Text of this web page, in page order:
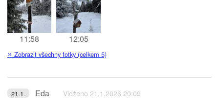
11:58 12:05
» Zobrazit všechny fotky (celkem 5)
21.1. Eda Vloženo 21.1.2026 20:09